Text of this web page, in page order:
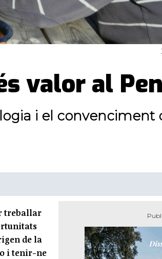
valor al
i el convenciment
treballar
de la
i tenir-ne